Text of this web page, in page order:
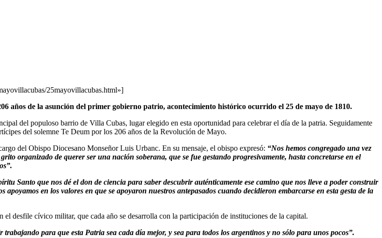
25mayovillacubas.html»]
años de la asunción del primer gobierno patrio, acontecimiento histórico ocurrido el 25 de mayo de 1810.
del populoso barrio de Villa Cubas, lugar elegido en esta oportunidad para celebrar el día de la patria. Seguidamente
del solemne Te Deum por los 206 años de la Revolución de Mayo.
del Obispo Diocesano Monseñor Luis Urbanc. En su mensaje, el obispo expresó: “Nos hemos congregado una vez
organizado de querer ser una nación soberana, que se fue gestando progresivamente, hasta concretarse en el
Santo que nos dé el don de ciencia para saber descubrir auténticamente ese camino que nos lleve a poder construir
en los valores en que se apoyaron nuestros antepasados cuando decidieron embarcarse en esta gesta de la
desfile cívico militar, que cada año se desarrolla con la participación de instituciones de la capital.
trabajando para que esta Patria sea cada día mejor, y sea para todos los argentinos y no sólo para unos pocos”.